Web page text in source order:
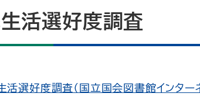
活選好度調査
活選好度調査（国立国会図書館インタ